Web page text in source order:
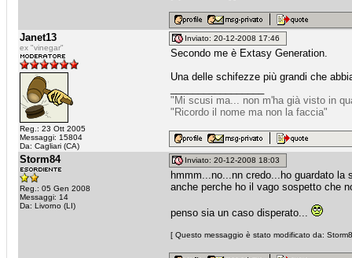
Janet13
ex "vinegar"
Reg.: 23 Ott 2005
Messaggi: 15804
Da: Cagliari (CA)
Inviato: 20-12-2008 17:46
Secondo me è Extasy Generation.
Una delle schifezze più grandi che
"Mi scusi ma... non m'ha già visto in
"Ricordo il nome ma non la faccia"
Storm84
Reg.: 05 Gen 2008
Messaggi: 14
Da: Livorno (LI)
Inviato: 20-12-2008 18:03
hmmm...no...nn credo...ho guardato
anche perche ho il vago sospetto che
penso sia un caso disperato...
[ Questo messaggio è stato modificato da: